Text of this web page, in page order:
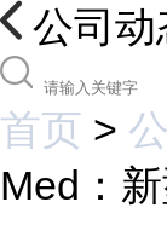
公司动
首页 >
Med：